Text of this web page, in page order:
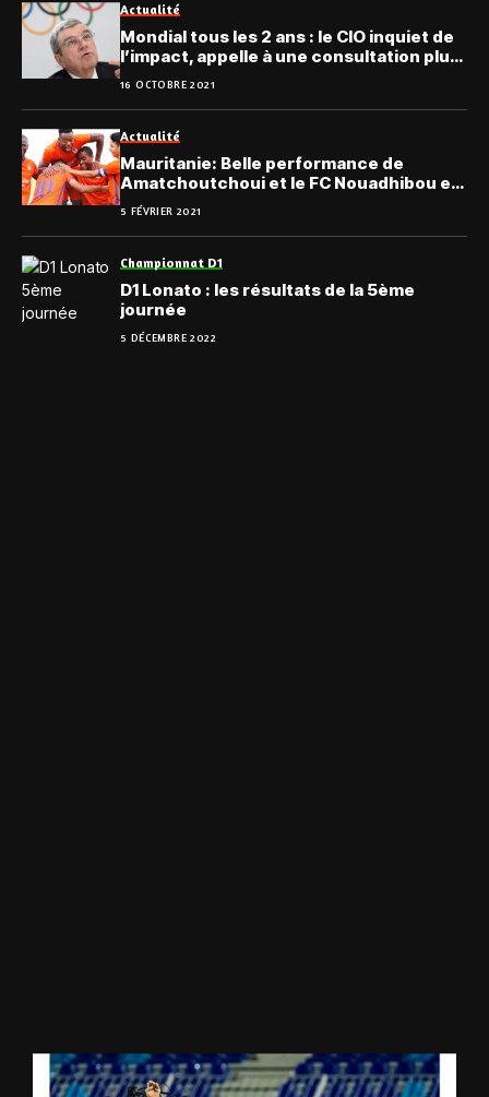
Actualité
Mondial tous les 2 ans : le CIO inquiet de
l’impact, appelle à une consultation plus
large
16 OCTOBRE 2021
Actualité
Mauritanie: Belle performance de
Amatchoutchoui et le FC Nouadhibou en
championnat
5 FÉVRIER 2021
Championnat D1
D1 Lonato : les résultats de la 5ème
journée
5 DÉCEMBRE 2022